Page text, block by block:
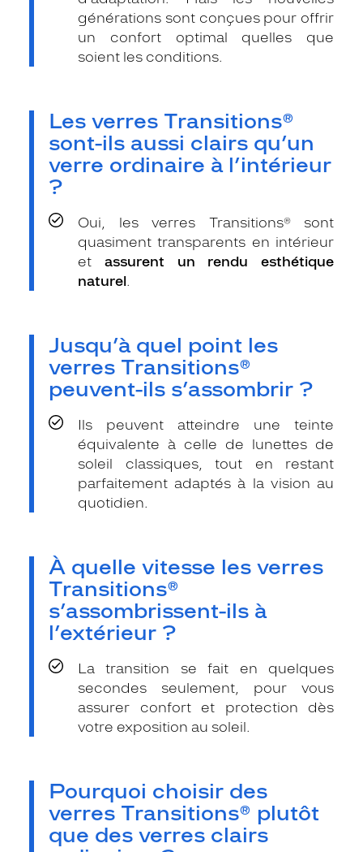
générations sont conçues pour offrir
un confort optimal quelles que
soient les conditions.
Les verres Transitions®
sont-ils aussi clairs qu’un
verre ordinaire à l’intérieur
?
Oui, les verres Transitions® sont
quasiment transparents en intérieur
et assurent un rendu esthétique
naturel.
Jusqu’à quel point les
verres Transitions®
peuvent-ils s’assombrir ?
Ils peuvent atteindre une teinte
équivalente à celle de lunettes de
soleil classiques, tout en restant
parfaitement adaptés à la vision au
quotidien.
À quelle vitesse les verres
Transitions®
s’assombrissent-ils à
l’extérieur ?
La transition se fait en quelques
secondes seulement, pour vous
assurer confort et protection dès
votre exposition au soleil.
Pourquoi choisir des
verres Transitions® plutôt
que des verres clairs